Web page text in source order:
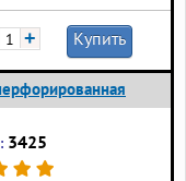
+ Купить
3425